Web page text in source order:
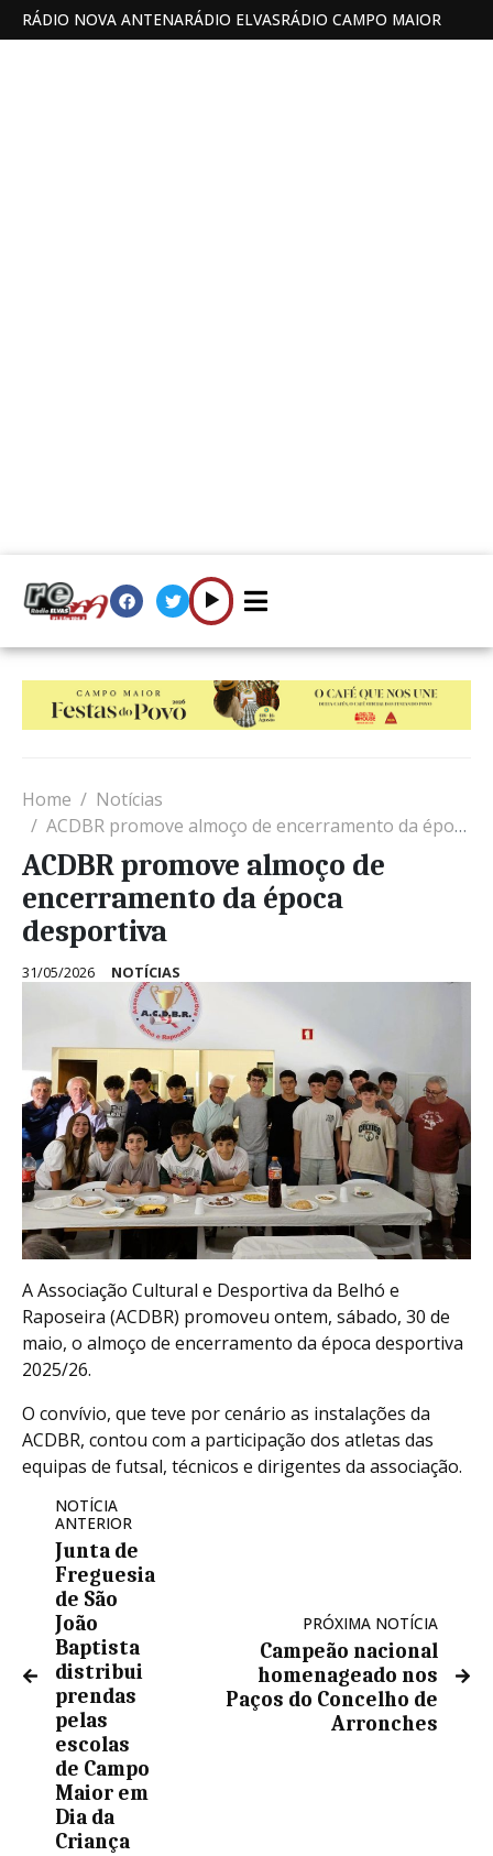
RÁDIO NOVA ANTENARÁDIO ELVASRÁDIO CAMPO MAIOR
Home
Notícias
ACDBR promove almoço de encerramento da época desportiva
ACDBR promove almoço de
encerramento da época
desportiva
31/05/2026 NOTÍCIAS
A Associação Cultural e Desportiva da Belhó e
Raposeira (ACDBR) promoveu ontem, sábado, 30 de
maio, o almoço de encerramento da época desportiva
2025/26.
O convívio, que teve por cenário as instalações da
ACDBR, contou com a participação dos atletas das
equipas de futsal, técnicos e dirigentes da associação.
NOTÍCIA
ANTERIOR
Junta de
Freguesia
de São
João
Baptista
distribui
prendas
pelas
escolas
de Campo
Maior em
Dia da
Criança
PRÓXIMA NOTÍCIA
Campeão nacional
homenageado nos
Paços do Concelho de
Arronches